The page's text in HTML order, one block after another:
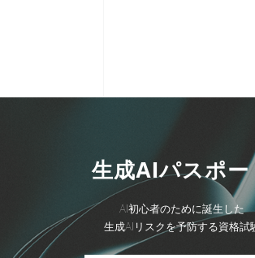
生成AIパスポ
AI初心者のために誕生した
生成AIリスクを予防する資格試